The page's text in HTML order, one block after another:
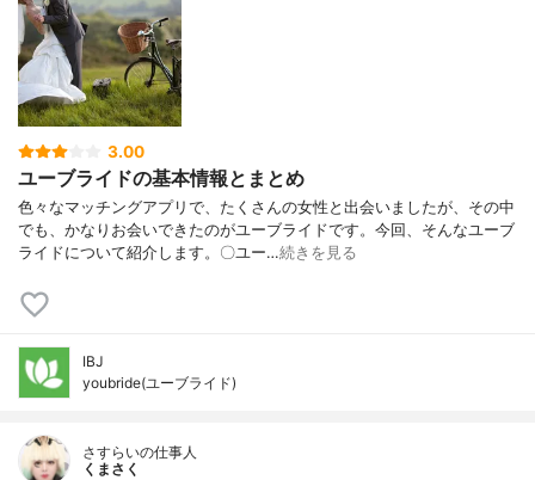
3.00
ユーブライドの基本情報とまとめ
色々なマッチングアプリで、たくさんの女性と出会いましたが、その中
でも、かなりお会いできたのがユーブライドです。今回、そんなユーブ
ライドについて紹介します。〇ユー…続きを見る
IBJ
youbride(ユーブライド)
さすらいの仕事人
くまさく